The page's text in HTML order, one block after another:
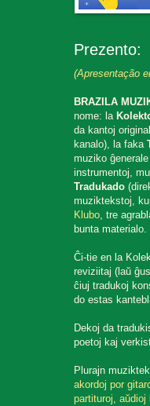
Prezento:
(Apresentação
BRAZILA
nome: la
da kantoj
kanalo), la faka
muziko
instrumentoj,
Tradukado
muziktekstoj,
Klubo, tre
bunta materialo.
Ĉi-tie en la
reviziitaj (laŭ
ĉiuj tradukoj
do estas
Dekoj da
poetoj kaj
Plurajn
akordoj por
partituroj,aŭdioj